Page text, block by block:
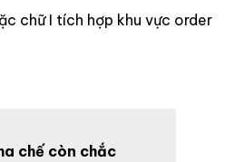
chữ I tích hợp khu vực order
chế còn chắc